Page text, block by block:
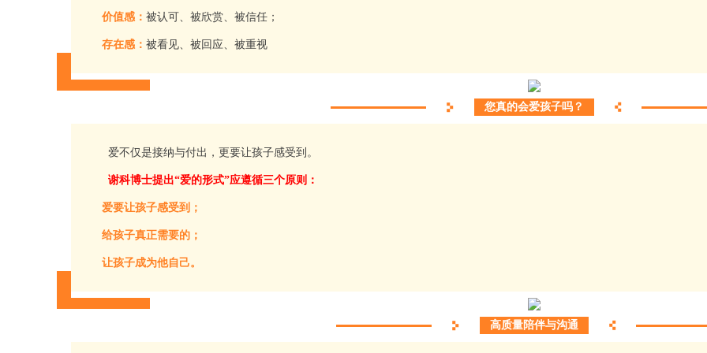
价值感：被认可、被欣赏、被信任；
存在感：被看见、被回应、被重视
您真的会爱孩子吗？
爱不仅是接纳与付出，更要让孩子感受到。
谢科博士提出“爱的形式”应遵循三个原则：
爱要让孩子感受到；
给孩子真正需要的；
让孩子成为他自己。
高质量陪伴与沟通